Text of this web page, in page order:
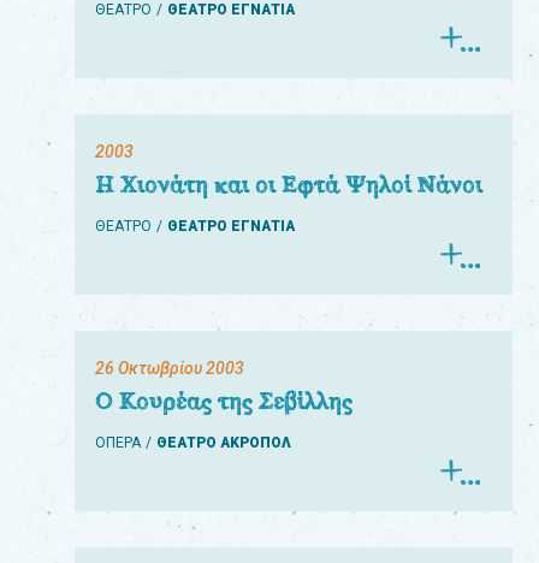
ΘΕΑΤΡΟ
ΘΕΑΤΡΟ ΕΓΝΑΤΙΑ
2003
Η Χιονάτη και οι Εφτά Ψηλοί Νάνοι
ΘΕΑΤΡΟ ΘΕΑΤΡΟ ΕΓΝΑΤΙΑ
26 Οκτωβρίου 2003
Ο Κουρέας της Σεβίλλης
ΟΠΕΡΑ ΘΕΑΤΡΟ ΑΚΡΟΠΟΛ